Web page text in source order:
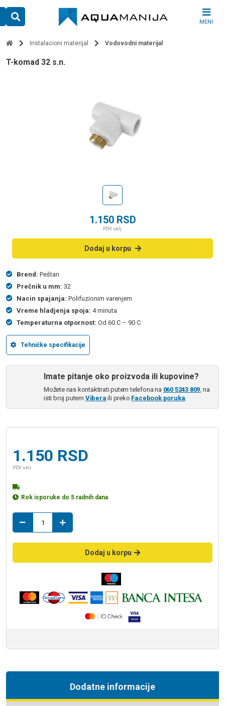
content
MENI
Instalacioni materijal Vodovodni materijal
t-komad 32 s.n.
1.150 RSD
PDV uklj.
Dodaj u korpu
Brend: Peštan
Prečnik u mm: 32
Nacin spajanja: Polifuzionim varenjem
Vreme hladjenja spoja: 4 minuta
Temperaturna otpornost: Od 60 C – 90 C
Tehničke specifikacije
Imate pitanje oko proizvoda ili kupovine?
Možete nas kontaktirati putem telefona na 060 5243 809, na
isti broj putem Vibera ili preko Facebook poruka.
1.150 RSD
PDV uklj.
Rok isporuke do 5 radnih dana
komad
32
količina
Dodaj u korpu
Dodatne informacije